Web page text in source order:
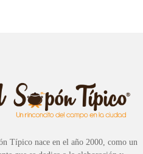
Típico nace en el año 2000, como un